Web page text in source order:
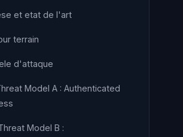
et etat de l'art
terrain
d'attaque
Model A : Authenticated
Model B :